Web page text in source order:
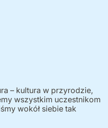
– kultura w przyrodzie,
wszystkim uczestnikom
wokół siebie tak